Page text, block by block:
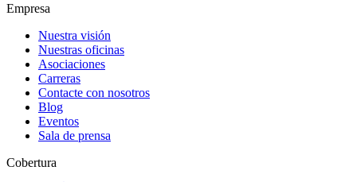
Empresa
Nuestra visión
Nuestras oficinas
Asociaciones
Carreras
Contacte con nosotros
Blog
Eventos
Sala de prensa
Cobertura